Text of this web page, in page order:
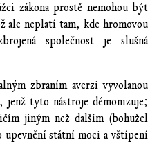
zákona prostě nemohou být
ale neplatí tam, kde hromovou
společnost je slušná
zbraním averzi vyvolanou
jenž tyto nástroje démonizuje;
jiným než dalším (bohužel
upevnění státní moci a vštípení